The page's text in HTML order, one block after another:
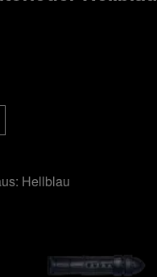
Hellblau